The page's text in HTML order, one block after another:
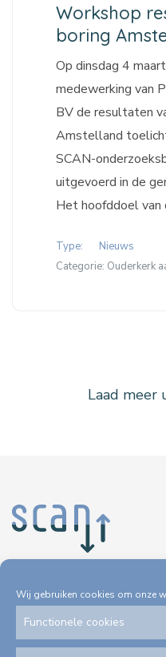
Wij gebruiken cookies om onze
Functionele cookies
Workshop
boring
Op dinsdag 4
medewerking van
BV de resultaten
Amstelland
SCAN-
uitgevoerd in de
Het hoofddoel van
Type:
Nieuws
Categorie: Ouderkerk
Laad meer
Partners
Het Ministerie van